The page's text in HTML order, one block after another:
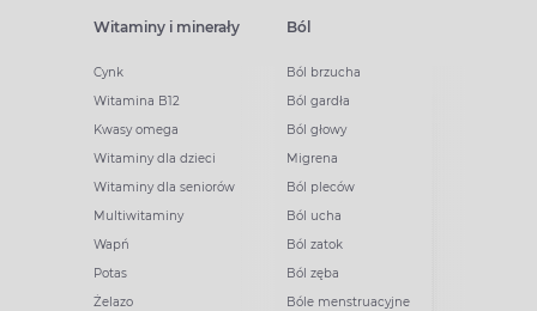
Witaminy i minerały
Cynk
Witamina B12
Kwasy omega
Witaminy dla dzieci
Witaminy dla seniorów
Multiwitaminy
Wapń
Potas
Żelazo
Ból
Ból brzucha
Ból gardła
Ból głowy
Migrena
Ból pleców
Ból ucha
Ból zatok
Ból zęba
Bóle menstruacyjne